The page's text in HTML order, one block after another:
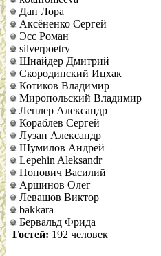
Дан Лора
Аксёненко Сергей
Эсс Роман
silverpoetry
Шнайдер Дмитрий
Скородинский Ицхак
Котиков Владимир
Миропольский Владимир
Леплер Александр
Кораблев Сергей
Лузан Александр
Шумилов Андрей
Lepehin Aleksandr
Попович Василий
Аршинов Олег
Левашов Виктор
bakkara
Бервальд Фрида
Гостей: 192 человек